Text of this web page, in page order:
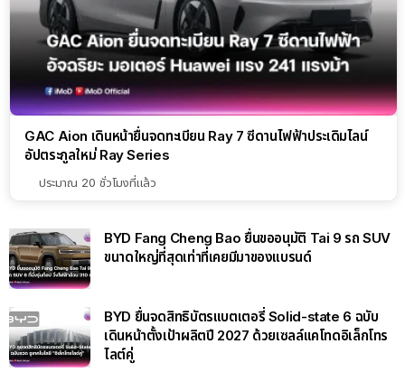
GAC Aion เดินหน้ายื่นจดทะเบียน Ray 7 ซีดานไฟฟ้าประเดิมไลน์
อัปตระกูลใหม่ Ray Series
ประมาณ 20 ชั่วโมงที่แล้ว
BYD Fang Cheng Bao ยื่นขออนุมัติ Tai 9 รถ SUV
ขนาดใหญ่ที่สุดเท่าที่เคยมีมาของแบรนด์
BYD ยื่นจดสิทธิบัตรแบตเตอรี่ Solid-state 6 ฉบับ
Toyota ซุ่มพัฒนาแบตเตอรี่ไฮบริดรุ่นใหม่ ชูจุดเด่น
เผยโฉม Dongfeng Nissan NX7 สปอร์ต SUV รุ่น
ใหม่ สายพันธุ์ไฟฟ้าลุคพรีเมียม!